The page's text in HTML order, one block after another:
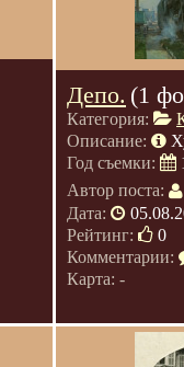
Депо. (1
Категория:
Описание:
Год съемки:
Автор поста:
Дата:
Рейтинг:
0
Комментарии:
Карта: -